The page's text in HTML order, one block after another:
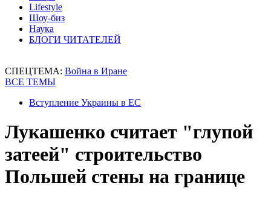
Lifestyle
Шоу-биз
Наука
БЛОГИ ЧИТАТЕЛЕЙ
СПЕЦТЕМА: Война в Иране
ВСЕ ТЕМЫ
Вступление Украины в ЕС
Лукашенко считает "глупой
затеей" строительство
Польшей стены на границе